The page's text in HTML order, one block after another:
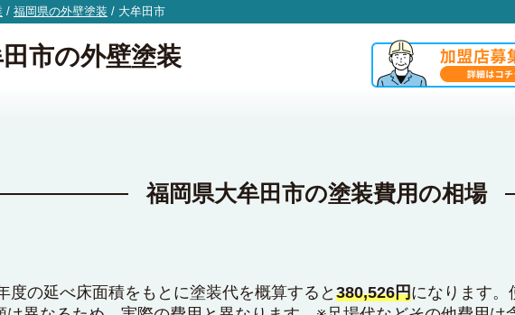
/ 福岡県の外壁塗装 / 大牟田市
市の外壁塗装
福岡県大牟田市の塗装費用の相場
度の延べ床面積をもとに塗装代を概算すると 380,526円になります。